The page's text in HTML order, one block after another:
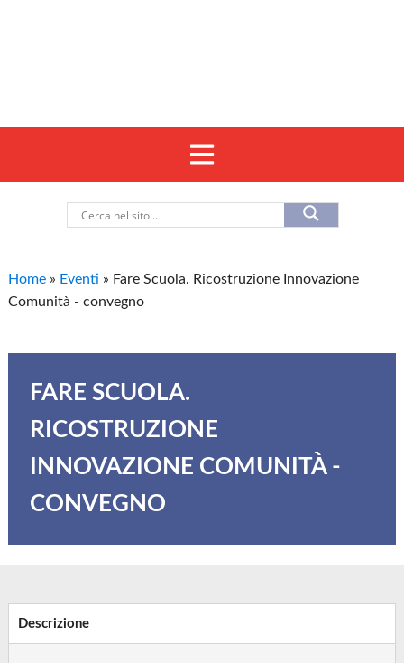
Home » Eventi » Fare Scuola. Ricostruzione Innovazione
Comunità - convegno
FARE SCUOLA.
RICOSTRUZIONE
INNOVAZIONE COMUNITÀ -
CONVEGNO
Descrizione